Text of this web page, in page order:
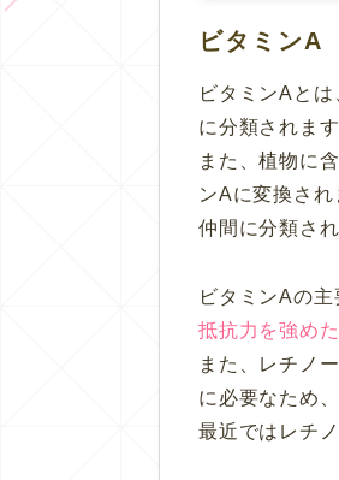
ビタミンA
ビタミンAと
に分類されます
また、植物に
ンAに変換さ
仲間に分類され
ビタミンAの主
抵抗力を強め
また、レチノ
に必要なため
最近ではレチ